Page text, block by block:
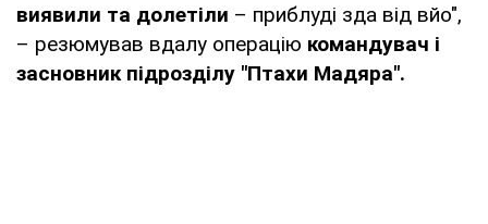
виявили та долетіли – приблуді зда від вйо",
– резюмував вдалу операцію командувач і
засновник підрозділу "Птахи Мадяра".